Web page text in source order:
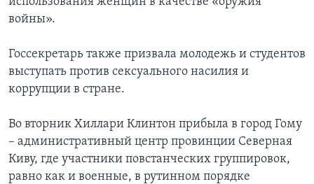
СОЦИАЛЬНЫЕ СЕТИ
Языки
войны».
Госсекретарь также призвала молодежь и студентов
выступать против сексуального насилия и
коррупции в стране.
Во вторник Хиллари Клинтон прибыла в город Гому
– административный центр провинции Северная
Киву, где участники повстанческих группировок,
равно как и военные, в рутинном порядке